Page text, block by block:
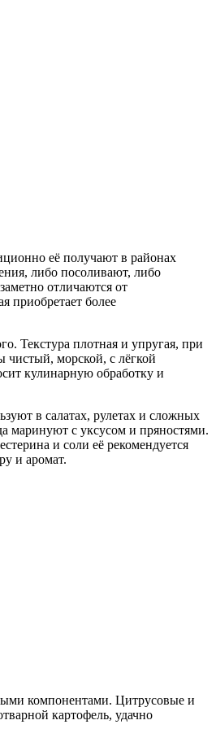
её получают в районах
либо посоливают, либо
отличаются от
приобретает более
Текстура плотная и упругая, при
чистый, морской, с лёгкой
кулинарную обработку и
в салатах, рулетах и сложных
маринуют с уксусом и пряностями.
и соли её рекомендуется
и аромат.
компонентами. Цитрусовые и
картофель, удачно